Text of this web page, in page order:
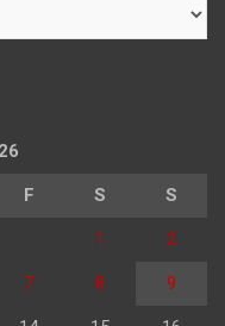
F S S
1 2
7 8 9